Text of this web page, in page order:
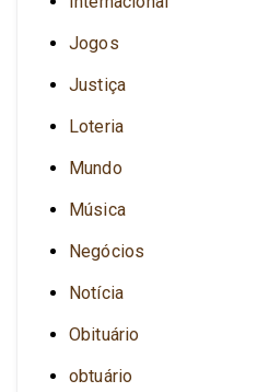
Jogos
Justiça
Loteria
Mundo
Música
Negócios
Notícia
Obituário
obtuário